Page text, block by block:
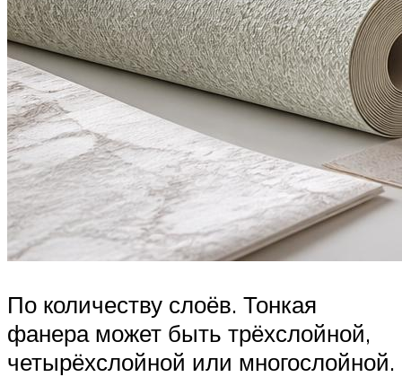
По количеству слоёв. Тонкая
фанера может быть трёхслойной,
четырёхслойной или многослойной.